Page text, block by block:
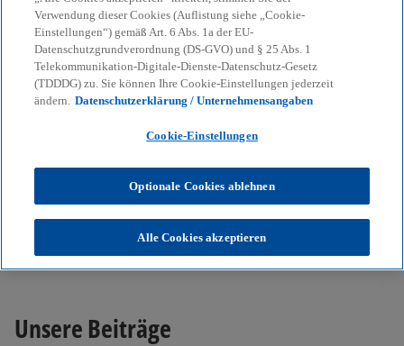
Wir helfen Ihnen, den Überblick zu behalten
bei geopolitischen Verschiebungen, neuen
Unser Blog – Insights für Ihre nächsten Entscheidungen
Unsere Beiträge
Verwendung dieser Cookies (Auflistung siehe „Cookie-
Einstellungen“) gemäß Art. 6 Abs. 1a der EU-
Datenschutzgrundverordnung (DS-GVO) und § 25 Abs. 1
Telekommunikation-Digitale-Dienste-Datenschutz-Gesetz
(TDDDG) zu. Sie können Ihre Cookie-Einstellungen jederzeit
ändern. Datenschutzerklärung / Unternehmensangaben
Cookie-Einstellungen
Optionale Cookies ablehnen
Alle Cookies akzeptieren